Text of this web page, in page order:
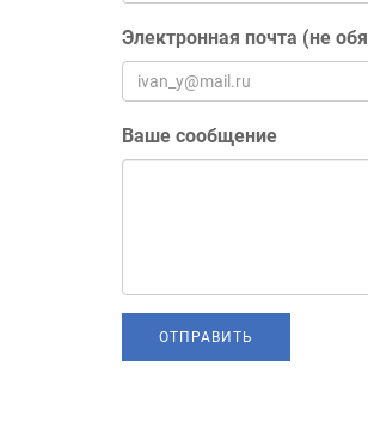
Электронная почта (не
Ваше сообщение